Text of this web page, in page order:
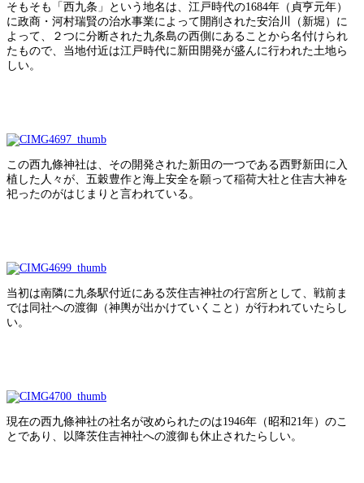
そもそも「西九条」という地名は、江戸時代の1684年（貞亨元年）
に政商・河村瑞賢の治水事業によって開削された安治川（新堀）に
よって、２つに分断された九条島の西側にあることから名付けられ
たもので、当地付近は江戸時代に新田開発が盛んに行われた土地ら
しい。
この西九條神社は、その開発された新田の一つである西野新田に入
植した人々が、五穀豊作と海上安全を願って稲荷大社と住吉大神を
祀ったのがはじまりと言われている。
当初は南隣に九条駅付近にある茨住吉神社の行宮所として、戦前ま
では同社への渡御（神輿が出かけていくこと）が行われていたらし
い。
現在の西九條神社の社名が改められたのは1946年（昭和21年）のこ
とであり、以降茨住吉神社への渡御も休止されたらしい。